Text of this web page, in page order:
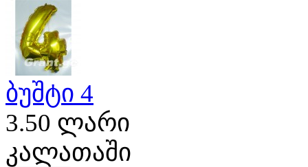
ბუშტი 4
3.50 ლარი
კალათაში